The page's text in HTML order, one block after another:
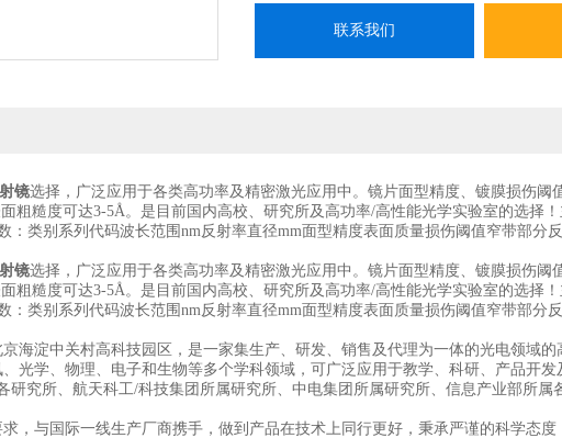
联系我们
镜选择，广泛应用于各类高功率及精密激光应用中。镜片面型精度、镀膜损伤阈
粗糙度可达3-5Å。是目前国内高校、研究所及高功率/高性能光学实验室的选择
：类别系列代码波长范围nm反射率直径mm面型精度表面质量损伤阈值窄带部分反
镜选择，广泛应用于各类高功率及精密激光应用中。镜片面型精度、镀膜损伤阈
粗糙度可达3-5Å。是目前国内高校、研究所及高功率/高性能光学实验室的选择
：类别系列代码波长范围nm反射率直径mm面型精度表面质量损伤阈值窄带部分反
海淀中关村高科技园区，是一家集生产、研发、销售及代理为一体的光电领域的
光学、物理、电子和生物等多个学科领域，可广泛应用于教学、科研、产品开发
研究所、航天科工/科技集团所属研究所、中电集团所属研究所、信息产业部所属
，与国际一线生产厂商携手，做到产品在技术上同行更好，秉承严谨的科学态